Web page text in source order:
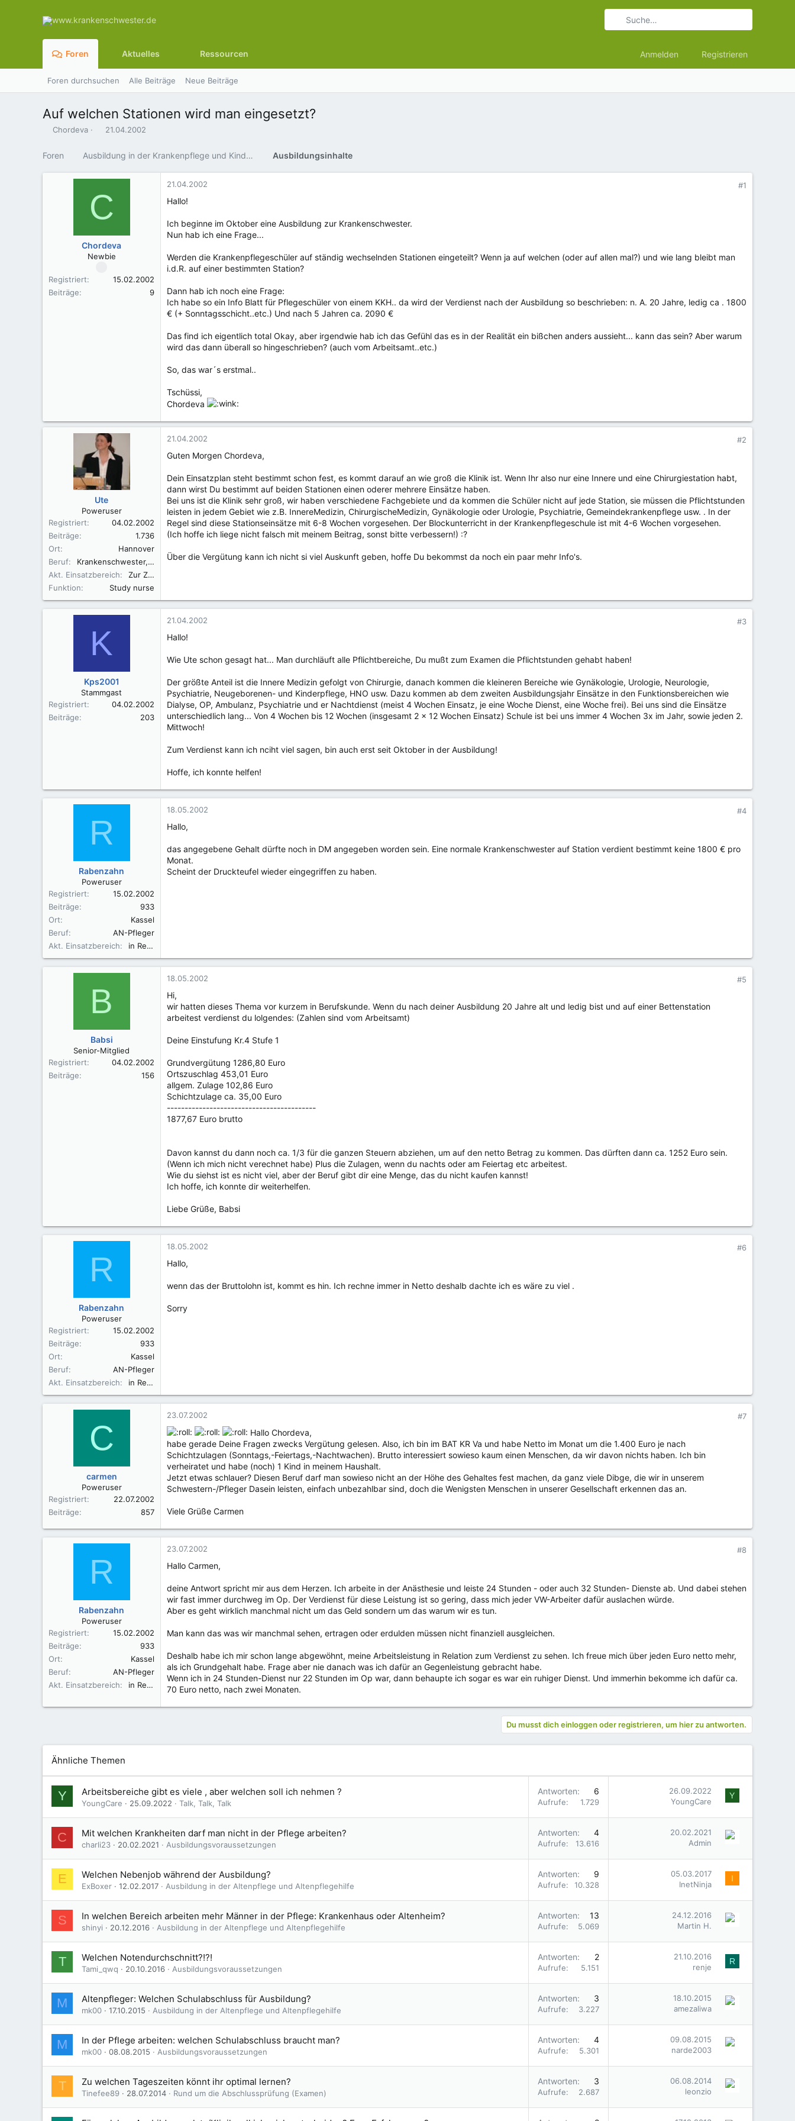
Foren Aktuelles Ressourcen Anmelden Registrieren
Foren durchsuchen Alle Beiträge Neue Beiträge
Auf welchen Stationen wird man eingesetzt?
E
t
e
Chordeva
E
t
e
l
a
21.04.2002
Foren Ausbildung in der Krankenpflege und Kinderkrankenpflege Ausbildungsinhalte
C
Chordeva
Newbie
Registriert
15.02.2002
Beiträge
9
21.04.2002 #1
Hallo!
Ich beginne im Oktober eine Ausbildung zur Krankenschwester.
Nun hab ich eine Frage...
Werden die Krankenpflegeschüler auf ständig wechselnden Stationen eingeteilt? Wenn ja auf welchen (oder auf allen mal?) und wie lang bleibt man
i.d.R. auf einer bestimmten Station?
Dann hab ich noch eine Frage:
Ich habe so ein Info Blatt für Pflegeschüler von einem KKH.. da wird der Verdienst nach der Ausbildung so beschrieben: n. A. 20 Jahre, ledig ca . 1800
€ (+ Sonntagsschicht..etc.) Und nach 5 Jahren ca. 2090 €
Das find ich eigentlich total Okay, aber irgendwie hab ich das Gefühl das es in der Realität ein bißchen anders aussieht... kann das sein? Aber warum
wird das dann überall so hingeschrieben? (auch vom Arbeitsamt..etc.)
So, das war´s erstmal..
Tschüssi,
Chordeva
Ute
Poweruser
Registriert
04.02.2002
Beiträge
1.736
Ort
Hannover
Beruf
Krankenschwester, Fachkraft für Leitungsaufgaben in der Pflege (FLP)
Akt. Einsatzbereich
Zur Zeit in der Elternzeit
Funktion
Study nurse
21.04.2002 #2
Guten Morgen Chordeva,
Dein Einsatzplan steht bestimmt schon fest, es kommt darauf an wie groß die Klinik ist. Wenn Ihr also nur eine Innere und eine Chirurgiestation habt,
dann wirst Du bestimmt auf beiden Stationen einen oderer mehrere Einsätze haben.
Bei uns ist die Klinik sehr groß, wir haben verschiedene Fachgebiete und da kommen die Schüler nicht auf jede Station, sie müssen die Pflichtstunden
leisten in jedem Gebiet wie z.B. InnereMedizin, ChirurgischeMedizin, Gynäkologie oder Urologie, Psychiatrie, Gemeindekrankenpflege usw. . In der
Regel sind diese Stationseinsätze mit 6-8 Wochen vorgesehen. Der Blockunterricht in der Krankenpflegeschule ist mit 4-6 Wochen vorgesehen.
(Ich hoffe ich liege nicht falsch mit meinem Beitrag, sonst bitte verbessern!) :?
Über die Vergütung kann ich nicht si viel Auskunft geben, hoffe Du bekommst da noch ein paar mehr Info's.
K
Kps2001
Stammgast
Registriert
04.02.2002
Beiträge
203
21.04.2002 #3
Hallo!
Wie Ute schon gesagt hat... Man durchläuft alle Pflichtbereiche, Du mußt zum Examen die Pflichtstunden gehabt haben!
Der größte Anteil ist die Innere Medizin gefolgt von Chirurgie, danach kommen die kleineren Bereiche wie Gynäkologie, Urologie, Neurologie,
Psychiatrie, Neugeborenen- und Kinderpflege, HNO usw. Dazu kommen ab dem zweiten Ausbildungsjahr Einsätze in den Funktionsbereichen wie
Dialyse, OP, Ambulanz, Psychiatrie und er Nachtdienst (meist 4 Wochen Einsatz, je eine Woche Dienst, eine Woche frei). Bei uns sind die Einsätze
unterschiedlich lang... Von 4 Wochen bis 12 Wochen (insgesamt 2 x 12 Wochen Einsatz) Schule ist bei uns immer 4 Wochen 3x im Jahr, sowie jeden 2.
Mittwoch!
Zum Verdienst kann ich nciht viel sagen, bin auch erst seit Oktober in der Ausbildung!
Hoffe, ich konnte helfen!
R
Rabenzahn
Poweruser
Registriert
15.02.2002
Beiträge
933
Ort
Kassel
Beruf
AN-Pfleger
Akt. Einsatzbereich
in Rente
18.05.2002 #4
Hallo,
das angegebene Gehalt dürfte noch in DM angegeben worden sein. Eine normale Krankenschwester auf Station verdient bestimmt keine 1800 € pro
Monat.
Scheint der Druckteufel wieder eingegriffen zu haben.
B
Babsi
Senior-Mitglied
Registriert
04.02.2002
Beiträge
156
18.05.2002 #5
Hi,
wir hatten dieses Thema vor kurzem in Berufskunde. Wenn du nach deiner Ausbildung 20 Jahre alt und ledig bist und auf einer Bettenstation
arbeitest verdienst du lolgendes: (Zahlen sind vom Arbeitsamt)
Deine Einstufung Kr.4 Stufe 1
Grundvergütung 1286,80 Euro
Ortszuschlag 453,01 Euro
allgem. Zulage 102,86 Euro
Schichtzulage ca. 35,00 Euro
------------------------------------------
1877,67 Euro brutto
Davon kannst du dann noch ca. 1/3 für die ganzen Steuern abziehen, um auf den netto Betrag zu kommen. Das dürften dann ca. 1252 Euro sein.
(Wenn ich mich nicht verechnet habe) Plus die Zulagen, wenn du nachts oder am Feiertag etc arbeitest.
Wie du siehst ist es nicht viel, aber der Beruf gibt dir eine Menge, das du nicht kaufen kannst!
Ich hoffe, ich konnte dir weiterhelfen.
Liebe Grüße, Babsi
R
Rabenzahn
Poweruser
Registriert
15.02.2002
Beiträge
933
Ort
Kassel
Beruf
AN-Pfleger
Akt. Einsatzbereich
in Rente
18.05.2002 #6
Hallo,
wenn das der Bruttolohn ist, kommt es hin. Ich rechne immer in Netto deshalb dachte ich es wäre zu viel .
Sorry
C
carmen
Poweruser
Registriert
22.07.2002
Beiträge
857
23.07.2002 #7
Hallo Chordeva,
habe gerade Deine Fragen zwecks Vergütung gelesen. Also, ich bin im BAT KR Va und habe Netto im Monat um die 1.400 Euro je nach
Schichtzulagen (Sonntags,-Feiertags,-Nachtwachen). Brutto interessiert sowieso kaum einen Menschen, da wir davon nichts haben. Ich bin
verheiratet und habe (noch) 1 Kind in meinem Haushalt.
Jetzt etwas schlauer? Diesen Beruf darf man sowieso nicht an der Höhe des Gehaltes fest machen, da ganz viele Dibge, die wir in unserem
Schwestern-/Pfleger Dasein leisten, einfach unbezahlbar sind, doch die Wenigsten Menschen in unserer Gesellschaft erkennen das an.
Viele Grüße Carmen
R
Rabenzahn
Poweruser
Registriert
15.02.2002
Beiträge
933
Ort
Kassel
Beruf
AN-Pfleger
Akt. Einsatzbereich
in Rente
23.07.2002 #8
Hallo Carmen,
deine Antwort spricht mir aus dem Herzen. Ich arbeite in der Anästhesie und leiste 24 Stunden - oder auch 32 Stunden- Dienste ab. Und dabei stehen
wir fast immer durchweg im Op. Der Verdienst für diese Leistung ist so gering, dass mich jeder VW-Arbeiter dafür auslachen würde.
Aber es geht wirklich manchmal nicht um das Geld sondern um das warum wir es tun.
Man kann das was wir manchmal sehen, ertragen oder erdulden müssen nicht finanziell ausgleichen.
Deshalb habe ich mir schon lange abgewöhnt, meine Arbeitsleistung in Relation zum Verdienst zu sehen. Ich freue mich über jeden Euro netto mehr,
als ich Grundgehalt habe. Frage aber nie danach was ich dafür an Gegenleistung gebracht habe.
Wenn ich in 24 Stunden-Dienst nur 22 Stunden im Op war, dann behaupte ich sogar es war ein ruhiger Dienst. Und immerhin bekomme ich dafür ca.
70 Euro netto, nach zwei Monaten.
Du musst dich einloggen oder registrieren, um hier zu antworten.
Ähnliche Themen
Y
e
Arbeitsbereiche gibt es viele , aber welchen soll ich nehmen ?
YoungCare 25.09.2022 Talk, Talk, Talk
Antworten 6
Aufrufe 1.729
26.09.2022
YoungCare
Y
C
r
Mit welchen Krankheiten darf man nicht in der Pflege arbeiten?
charli23 20.02.2021 Ausbildungsvoraussetzungen
Antworten 4
Aufrufe 13.616
20.02.2021
Admin
E Welchen Nebenjob während der Ausbildung?
ExBoxer 12.02.2017 Ausbildung in der Altenpflege und Altenpflegehilfe
Antworten 9
Aufrufe 10.328
05.03.2017
InetNinja
I
S In welchen Bereich arbeiten mehr Männer in der Pflege: Krankenhaus oder Altenheim?
shinyi 20.12.2016 Ausbildung in der Altenpflege und Altenpflegehilfe
Antworten 13
Aufrufe 5.069
24.12.2016
Martin H.
T Welchen Notendurchschnitt?!?!
Tami_qwq 20.10.2016 Ausbildungsvoraussetzungen
Antworten 2
Aufrufe 5.151
21.10.2016
renje
R
M Altenpfleger: Welchen Schulabschluss für Ausbildung?
mk00 17.10.2015 Ausbildung in der Altenpflege und Altenpflegehilfe
Antworten 3
Aufrufe 3.227
18.10.2015
amezaliwa
M In der Pflege arbeiten: welchen Schulabschluss braucht man?
mk00 08.08.2015 Ausbildungsvoraussetzungen
Antworten 4
Aufrufe 5.301
09.08.2015
narde2003
T Zu welchen Tageszeiten könnt ihr optimal lernen?
Tinefee89 28.07.2014 Rund um die Abschlussprüfung (Examen)
Antworten 3
Aufrufe 2.687
06.08.2014
leonzio